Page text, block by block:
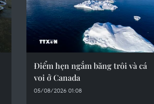
Điểm hẹn ngắm băng trôi và cá
voi ở Canada
05/08/2026 01:08